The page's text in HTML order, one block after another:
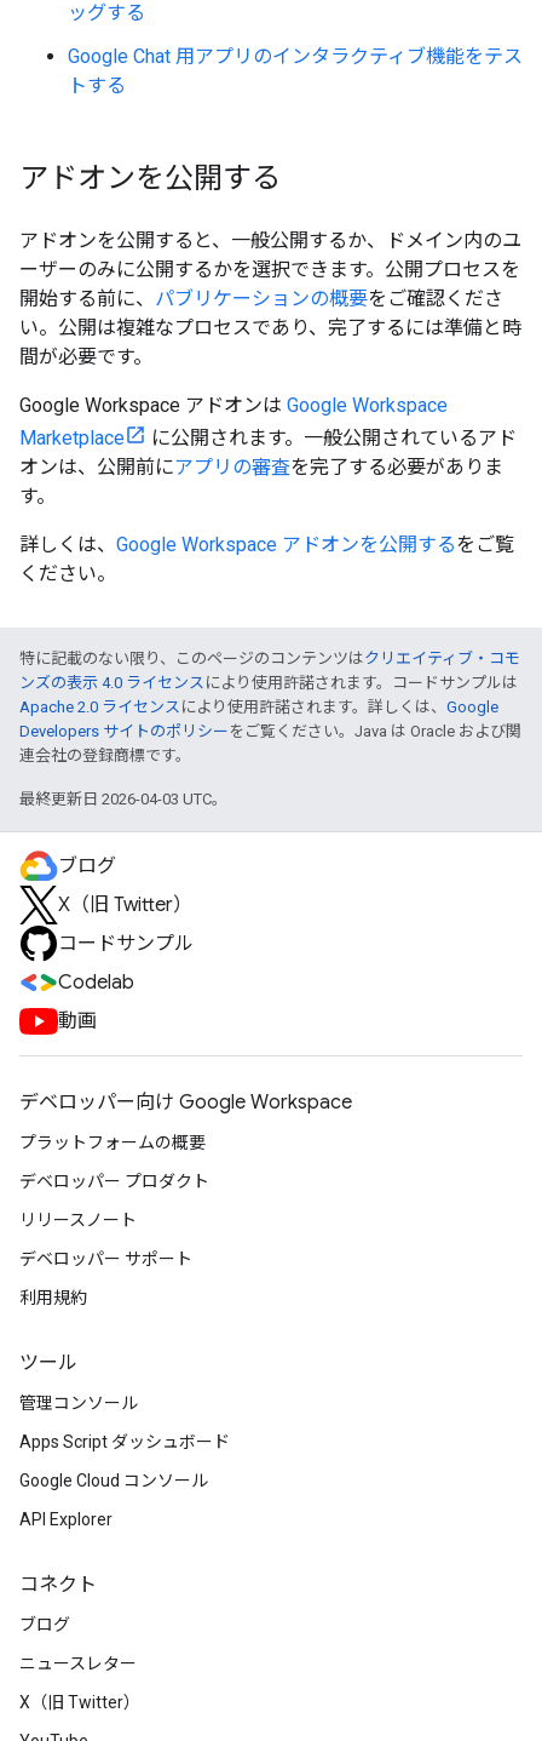
ッグする
Google Chat 用アプリのインタラクティブ機能をテス
トする
アドオンを公開する
アドオンを公開すると、一般公開するか、ドメイン内のユ
ーザーのみに公開するかを選択できます。公開プロセスを
開始する前に、 パブリケーションの概要をご確認くださ
い。公開は複雑なプロセスであり、完了するには準備と時
間が必要です。
Google Workspace アドオンは Google Workspace
Marketplace
に公開されます。一般公開されているアド
オンは、公開前にアプリの審査を完了する必要がありま
す。
詳しくは、 Google Workspace アドオンを公開するをご覧
ください。
特に記載のない限り、このページのコンテンツはクリエイティブ・コモ
ンズの表示 4.0 ライセンス により使用許諾されます。コードサンプルは
Apache 2.0 ライセンス により使用許諾されます。詳しくは、 Google
Developers サイトのポリシー をご覧ください。Java は Oracle および関
連会社の登録商標です。
最終更新日 2026-04-03 UTC。
ブログ
X（旧 Twitter）
コードサンプル
Codelab
動画
デベロッパー向け Google Workspace
プラットフォームの概要
デベロッパー プロダクト
リリースノート
デベロッパー サポート
利用規約
ツール
管理コンソール
Apps Script ダッシュボード
Google Cloud コンソール
API Explorer
コネクト
ブログ
ニュースレター
X（旧 Twitter）